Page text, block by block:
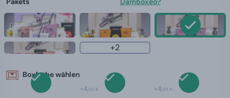
+2
Boxfarbe wählen
+4,00 € +4,00 €